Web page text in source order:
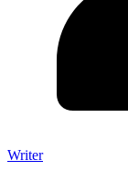
Writer